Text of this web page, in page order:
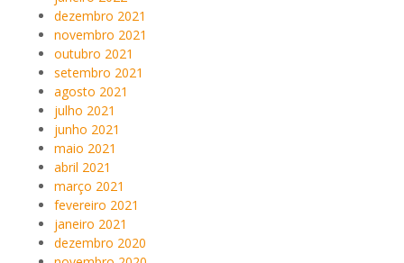
dezembro 2021
novembro 2021
outubro 2021
setembro 2021
agosto 2021
julho 2021
junho 2021
maio 2021
abril 2021
março 2021
fevereiro 2021
janeiro 2021
dezembro 2020